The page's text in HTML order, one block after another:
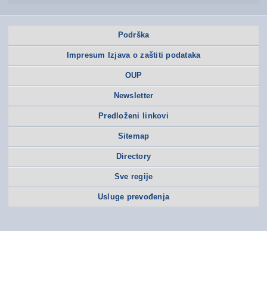
Podrška
Impresum Izjava o zaštiti podataka
OUP
Newsletter
Predloženi linkovi
Sitemap
Directory
Sve regije
Usluge prevođenja